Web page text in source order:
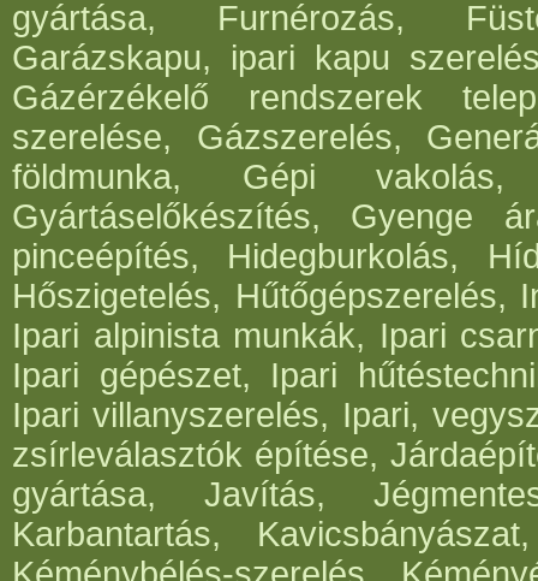
gyártása, Furnérozás,
Garázskapu, ipari kapu
Gázérzékelő rendszerek
szerelése, Gázszerelés,
földmunka, Gépi vakolás,
Gyártáselőkészítés, Gyenge
pinceépítés, Hidegburkolás,
Hőszigetelés, Hűtőgépszerelés,
Ipari alpinista munkák, Ipari
Ipari gépészet, Ipari
Ipari villanyszerelés, Ipari,
zsírleválasztók építése,
gyártása, Javítás,
Karbantartás,